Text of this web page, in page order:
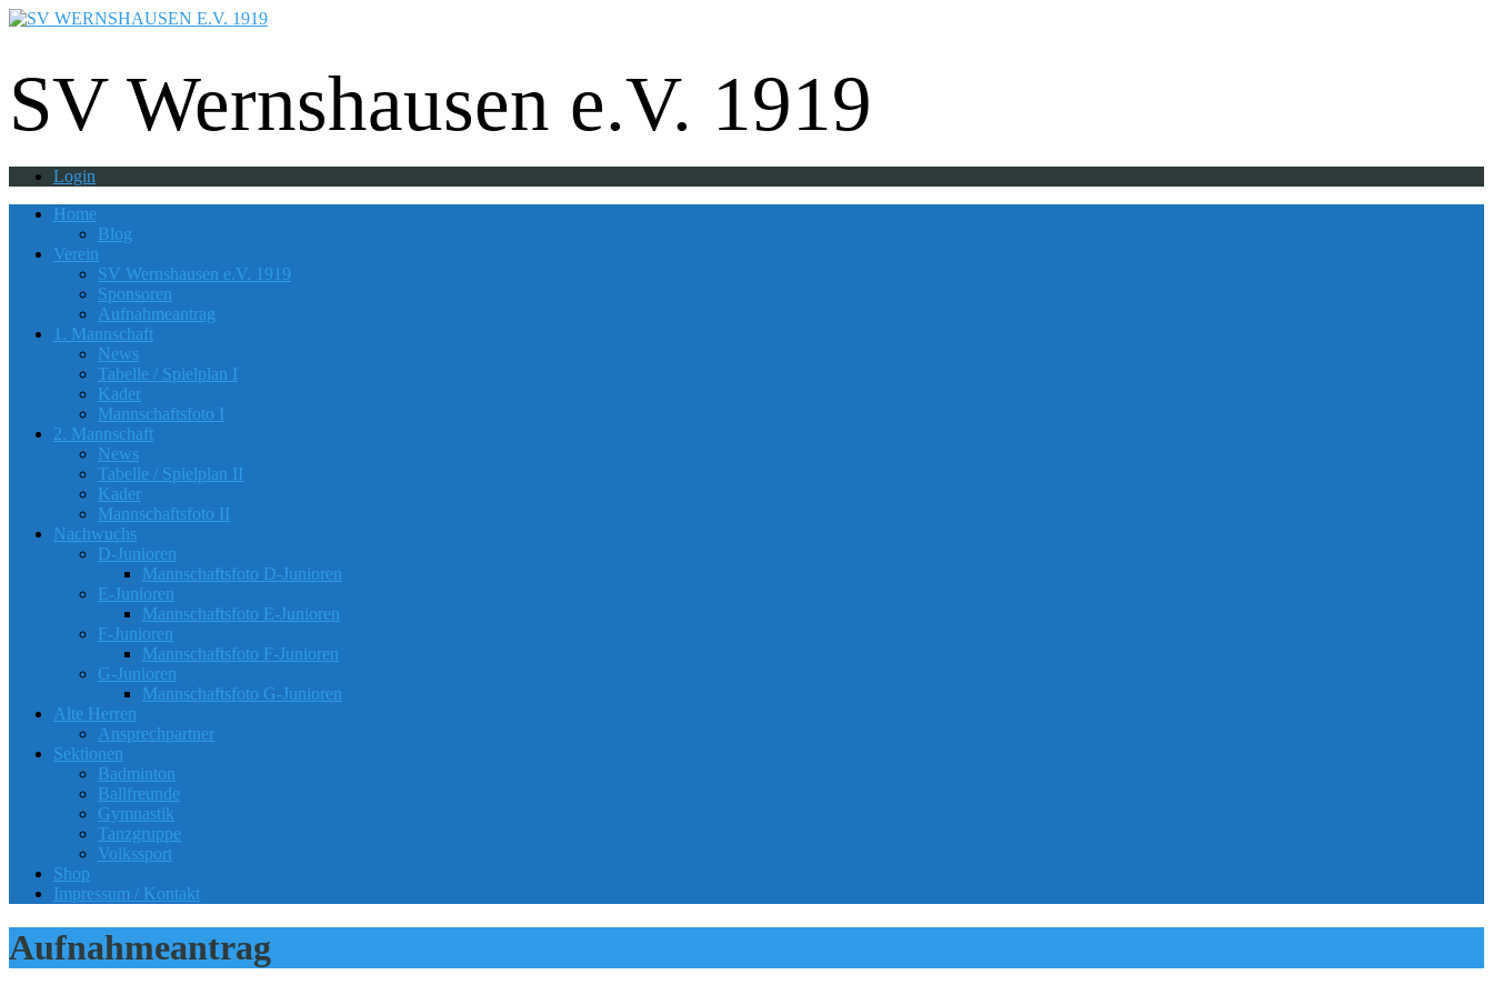
SV Wernshausen e.V. 1919
Login
Home
Blog
Verein
SV Wernshausen e.V. 1919
Sponsoren
Aufnahmeantrag
1. Mannschaft
News
Tabelle / Spielplan I
Kader
Mannschaftsfoto I
2. Mannschaft
News
Tabelle / Spielplan II
Kader
Mannschaftsfoto II
Nachwuchs
D-Junioren
Mannschaftsfoto D-Junioren
E-Junioren
Mannschaftsfoto E-Junioren
F-Junioren
Mannschaftsfoto F-Junioren
G-Junioren
Mannschaftsfoto G-Junioren
Alte Herren
Ansprechpartner
Sektionen
Badminton
Ballfreunde
Gymnastik
Tanzgruppe
Volkssport
Shop
Impressum / Kontakt
Aufnahmeantrag